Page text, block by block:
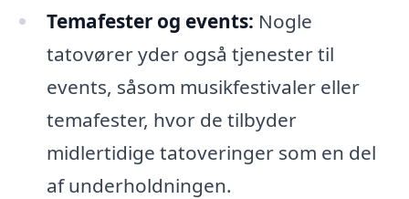
Temafester og events: Nogle
tatovører yder også tjenester til
events, såsom musikfestivaler eller
temafester, hvor de tilbyder
midlertidige tatoveringer som en del
af underholdningen.